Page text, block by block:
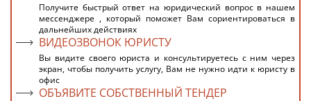
Получите быстрый ответ на юридический вопрос в нашем
мессенджере , который поможет Вам сориентироваться в
дальнейших действиях
ВИДЕОЗВОНОК ЮРИСТУ
Вы видите своего юриста и консультируетесь с ним через
экран, чтобы получить услугу, Вам не нужно идти к юристу в
офис
ОБЪЯВИТЕ СОБСТВЕННЫЙ ТЕНДЕР